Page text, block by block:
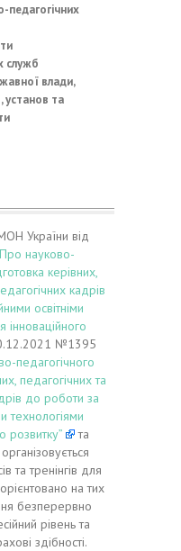
педагогічних
служб
влади,
установ та
України від
науково-
керівних,
кадрів
освітніми
інноваційного
2021 №1395
педагогічного
педагогічних та
до роботи за
технологіями
розвитку”
та
та тренінгів для
на тих
безперервно
рівень та
здібності.